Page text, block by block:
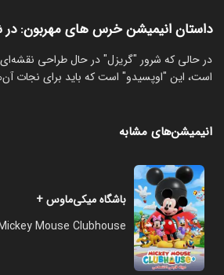
داستان انیمیشن خرس های مهربون: در
در حالی که شرور "گریزل" در حال طراحی
است، این "اوپسیدو" است که باید برای نجات
انیمیشن‌های مشابه
باشگاه میکی‌ماوس +
Mouse Clubhouse +